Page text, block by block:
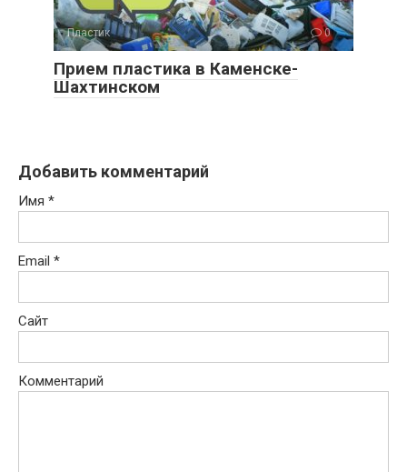
Пластик 0
Прием пластика в Каменске-
Шахтинском
Добавить комментарий
Имя *
Email *
Сайт
Комментарий